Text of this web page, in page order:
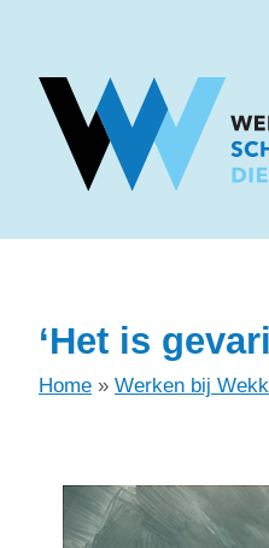
‘Het is
Home » Werken bij